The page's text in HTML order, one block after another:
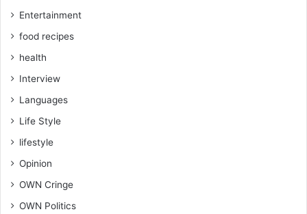
Entertainment
food recipes
health
Interview
Languages
Life Style
lifestyle
Opinion
OWN Cringe
OWN Politics